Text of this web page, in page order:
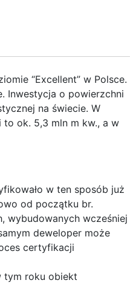
“Excellent” w Polsce.
Inwestycja o powierzchni
na świecie. W
ok. 5,3 mln m kw., a w
w ten sposób już
od początku br.
wybudowanych wcześniej
deweloper może
certyfikacji
tym roku obiekt